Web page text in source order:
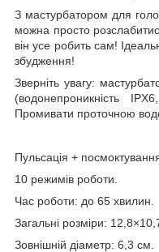
З мастурбатором для
можна просто
він усе робить сам!
збудження!
Зверніть увагу:
(водонепроникність
Промивати проточною
Пульсація +
10 режимів роботи.
Час роботи: до 65 хвилин.
Загальні розміри:
Зовнішній діаметр: 6,3 см.